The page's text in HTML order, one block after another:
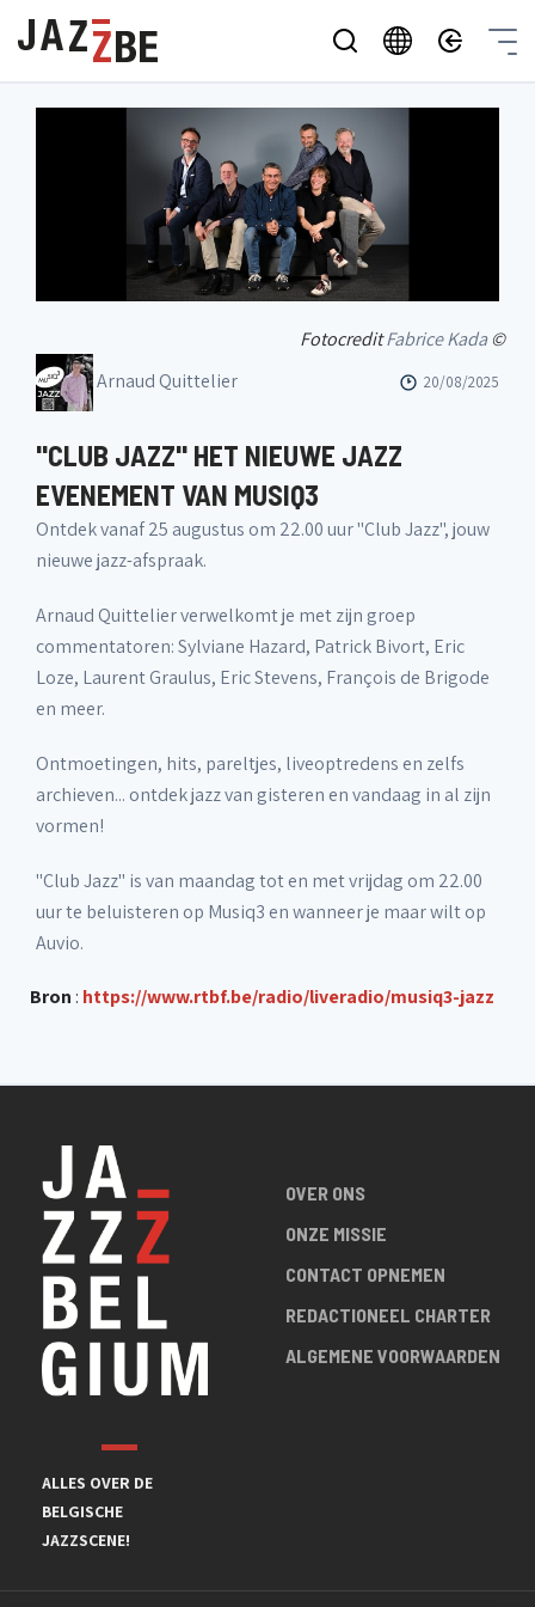
FotocreditFabrice Kada©
Arnaud Quittelier
20/08/2025
"CLUB JAZZ" HET NIEUWE JAZZ
EVENEMENT VAN MUSIQ3
Ontdek vanaf 25 augustus om 22.00 uur "Club Jazz", jouw
nieuwe jazz-afspraak.
Arnaud Quittelier verwelkomt je met zijn groep
commentatoren: Sylviane Hazard, Patrick Bivort, Eric
Loze, Laurent Graulus, Eric Stevens, François de Brigode
en meer.
Ontmoetingen, hits, pareltjes, liveoptredens en zelfs
archieven... ontdek jazz van gisteren en vandaag in al zijn
vormen!
"Club Jazz" is van maandag tot en met vrijdag om 22.00
uur te beluisteren op Musiq3 en wanneer je maar wilt op
Auvio.
Bron : https://www.rtbf.be/radio/liveradio/musiq3-jazz
ALLES OVER DE
BELGISCHE
JAZZSCENE!
OVER ONS
ONZE MISSIE
CONTACT OPNEMEN
REDACTIONEEL CHARTER
ALGEMENE VOORWAARDEN